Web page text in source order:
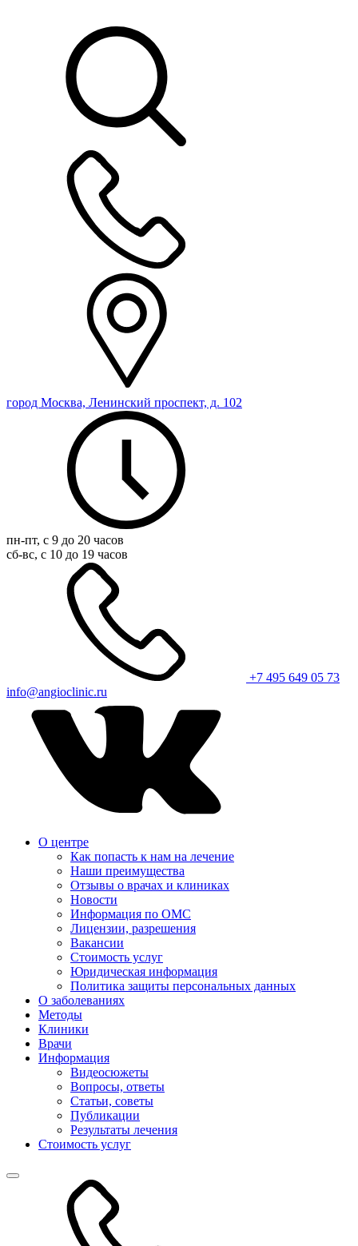
город Москва, Ленинский проспект, д. 102
пн-пт, с 9 до 20 часов
сб-вс, с 10 до 19 часов
+7 495 649 05 73
info@angioclinic.ru
О центре
Как попасть к нам на лечение
Наши преимущества
Отзывы о врачах и клиниках
Новости
Информация по ОМС
Лицензии, разрешения
Вакансии
Стоимость услуг
Юридическая информация
Политика защиты персональных данных
О заболеваниях
Методы
Клиники
Врачи
Информация
Видеосюжеты
Вопросы, ответы
Статьи, советы
Публикации
Результаты лечения
Стоимость услуг